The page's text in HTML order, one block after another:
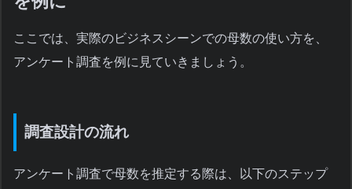
ここでは、実際のビジネスシーンでの母数の使い方を、
アンケート調査を例に見ていきましょう。
調査設計の流れ
アンケート調査で母数を推定する際は、以下のステップ